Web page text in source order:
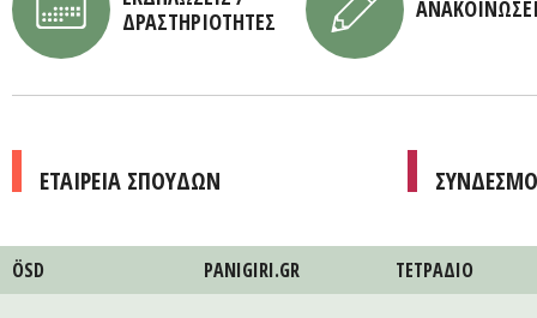
ΔΡΑΣΤΗΡΙΟΤΗΤΕΣ
ΕΤΑΙΡΕΙΑ ΣΠΟΥΔΩΝ
ÖSD PANIGIRI.GR ΤΕΤΡAΔΙΟ